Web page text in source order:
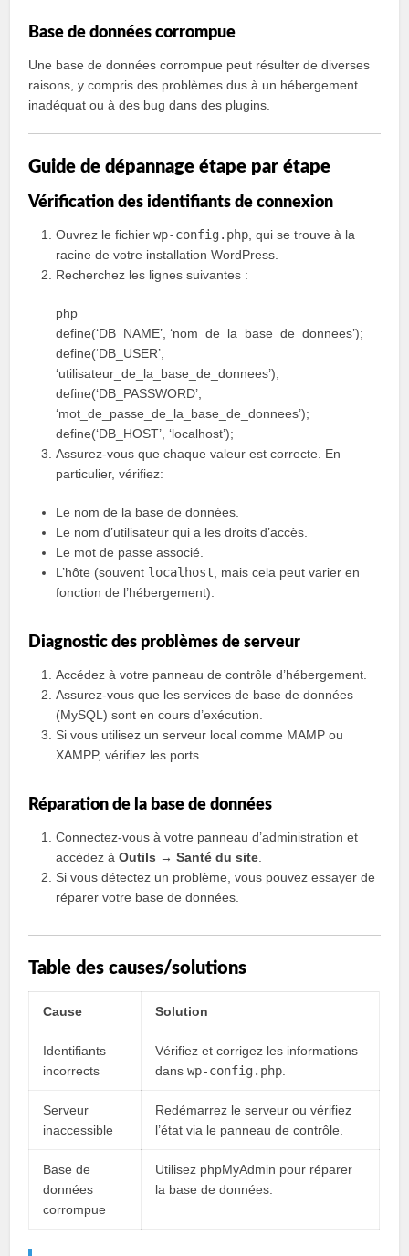
Base de données corrompue
Une base de données corrompue peut résulter de diverses
raisons, y compris des problèmes dus à un hébergement
inadéquat ou à des bug dans des plugins.
Guide de dépannage étape par étape
Vérification des identifiants de connexion
Ouvrez le fichierwp-config.php , qui se trouve à la
racine de votre installation WordPress.
Recherchez les lignes suivantes :
php
define(‘DB_NAME’, ‘nom_de_la_base_de_donnees’);
define(‘DB_USER’,
‘utilisateur_de_la_base_de_donnees’);
define(‘DB_PASSWORD’,
‘mot_de_passe_de_la_base_de_donnees’);
define(‘DB_HOST’, ‘localhost’);
Assurez-vous que chaque valeur est correcte. En
particulier, vérifiez:
Le nom de la base de données.
Le nom d’utilisateur qui a les droits d’accès.
Le mot de passe associé.
L’hôte (souvent localhost , mais cela peut varier en
fonction de l’hébergement).
Diagnostic des problèmes de serveur
Accédez à votre panneau de contrôle d’hébergement.
Assurez-vous que les services de base de données
(MySQL) sont en cours d’exécution.
Si vous utilisez un serveur local comme MAMP ou
XAMPP, vérifiez les ports.
Réparation de la base de données
Connectez-vous à votre panneau d’administration et
accédez àOutils → Santé du site
Si vous détectez un problème, vous pouvez essayer de
réparer votre base de données.
Table des causes/solutions
Cause Solution
Identifiants
incorrects
Vérifiez et corrigez les informations
danswp-config.php
Serveur
inaccessible
Redémarrez le serveur ou vérifiez
l’état via le panneau de contrôle.
Base de
données
corrompue
Utilisez phpMyAdmin pour réparer
la base de données.